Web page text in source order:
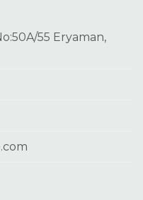
55 Eryaman,